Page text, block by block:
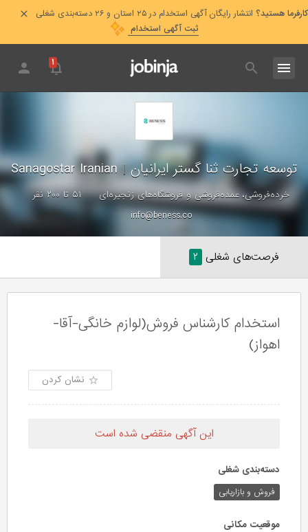
کارفرما هستید؟ انتشار رایگان آگهی استخدام در ۲۵ استان و ۲۶ دسته‌بندی شغلی
ثبت آگهی استخدام
۱
توسعه تجارت ثنا گستر ایرانیان|
Sanagostar Iranian
خرده‌فروشی، عمده‌فروشی و فروشگاه‌های زنجیره‌ای
۵۱ تا ۲۰۰ نفر
info@beness.co
فرصت‌های شغلی ۲
استخدام کارشناس فروش(لوازم خانگی-آقا-
اهواز)
نشان کردن
این آگهی منقضی شده است
دسته‌بندی شغلی
فروش و بازاریابی
موقعیت مکانی